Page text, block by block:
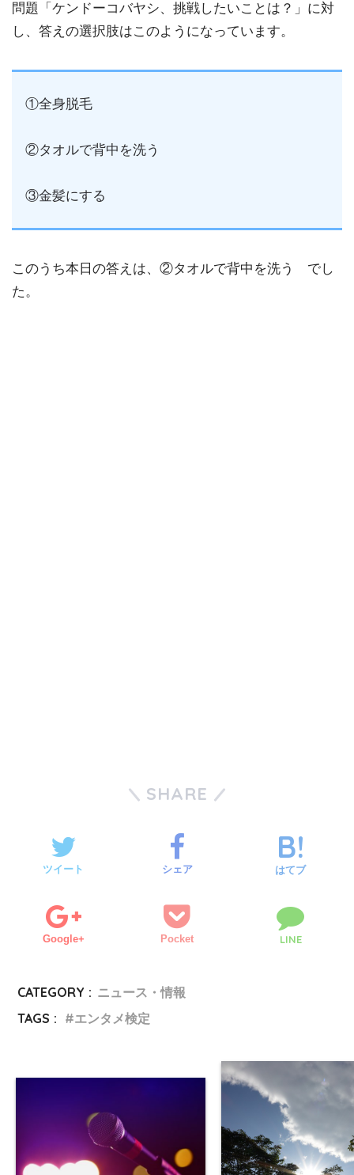
問題「ケンドーコバヤシ、挑戦したいことは？」に対
し、答えの選択肢はこのようになっています。
①全身脱毛
②タオルで背中を洗う
③金髪にする
このうち本日の答えは、②タオルで背中を洗う でし
た。
SHARE
ツイート シェア はてブ
Google+ Pocket LINE
CATEGORY : ニュース・情報
TAGS :
エンタメ検定